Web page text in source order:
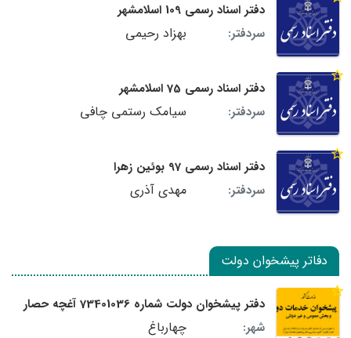
دفتر اسناد رسمی 109 اسلامشهر
سردفتر:
بهزاد رحیمی
دفتر اسناد رسمی 75 اسلامشهر
سردفتر:
سیامک رستمی چافی
دفتر اسناد رسمی 97 بوئین زهرا
سردفتر:
مهدی آذری
دفاتر پیشخوان دولت
دفتر پیشخوان دولت شماره 73401036 آغچه حصار
شهر:
چهارباغ